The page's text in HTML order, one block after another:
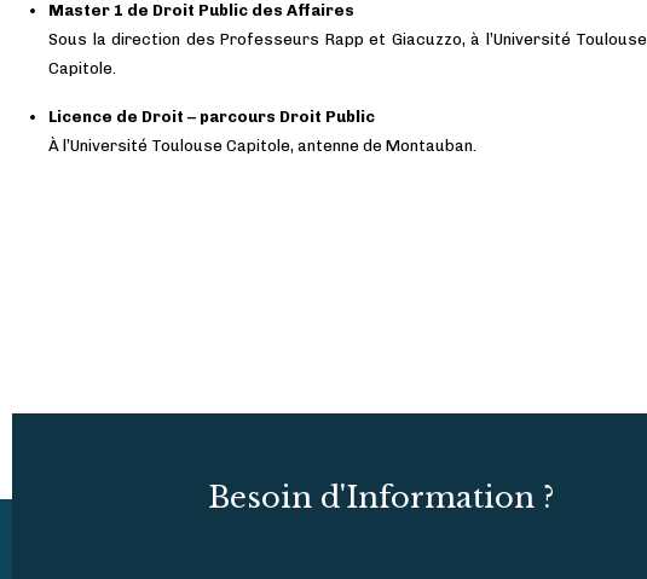
Master 1 de Droit Public des Affaires
Sous la direction des Professeurs Rapp et Giacuzzo, à l’Université Toulouse
Capitole.
Licence de Droit – parcours Droit Public
À l’Université Toulouse Capitole, antenne de Montauban.
Besoin d'Information ?